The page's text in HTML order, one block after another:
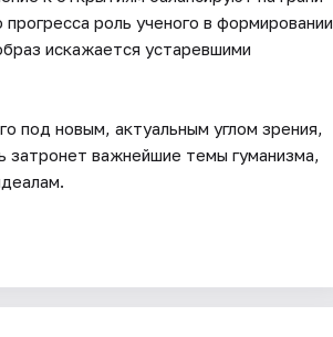
роль ученого в формировании
искажается устаревшими
под новым, актуальным углом зрения,
затронет важнейшие темы гуманизма,